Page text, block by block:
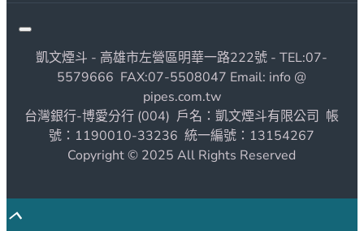
凱文煙斗 - 高雄市左營區明華一路222號 - TEL:07-
5579666 FAX:07-5508047 Email: info @
pipes.com.tw
台灣銀行-博愛分行 (004) 戶名：凱文煙斗有限公司 帳
號：1190010-33236 統一編號：13154267
Copyright © 2025 All Rights Reserved